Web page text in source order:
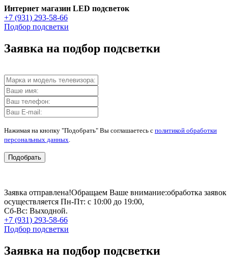
Интернет магазин LED подсветок
+7 (931) 293-58-66
Подбор подсветки
Заявка на подбор подсветки
Нажимая на кнопку "Подобрать" Вы соглашаетесь с политикой обработки
персональных данных
Подобрать
Заявка отправлена!Обращаем Ваше внимание:обработка заявок
осуществляется Пн-Пт: с 10:00 до 19:00,
Сб-Вс: Выходной.
+7 (931) 293-58-66
Подбор подсветки
Заявка на подбор подсветки